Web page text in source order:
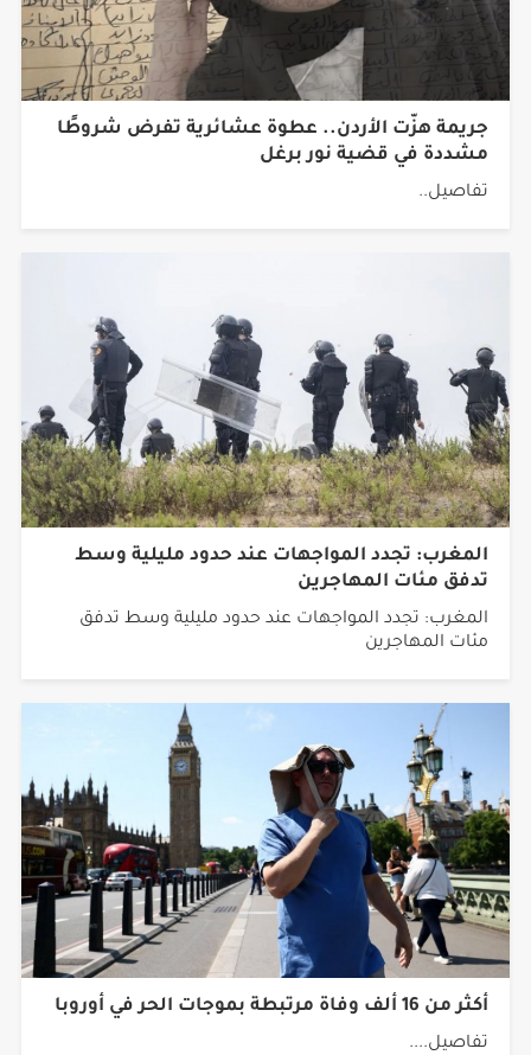
جريمة هزّت الأردن.. عطوة عشائرية تفرض شروطًا
مشددة في قضية نور برغل
تفاصيل..
المغرب: تجدد المواجهات عند حدود مليلية وسط
تدفق مئات المهاجرين
المغرب: تجدد المواجهات عند حدود مليلية وسط تدفق
مئات المهاجرين
أكثر من 16 ألف وفاة مرتبطة بموجات الحر في أوروبا
تفاصيل....